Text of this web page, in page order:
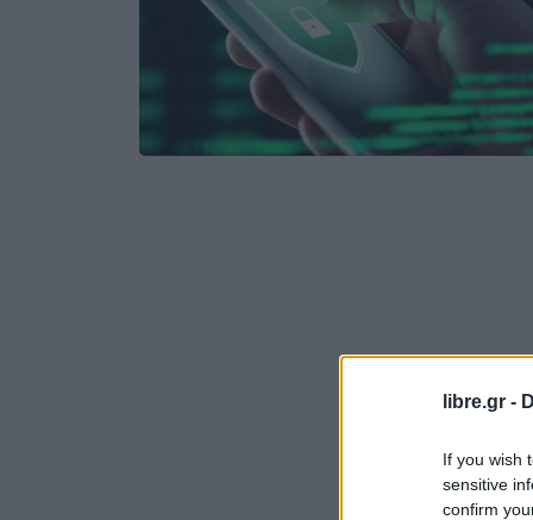
libre.gr -
If you wish
sensitive
confirm